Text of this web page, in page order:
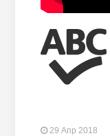
29 Апр 2018